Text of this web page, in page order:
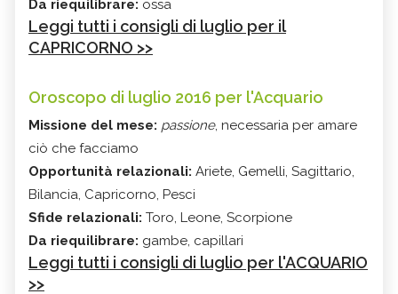
Da riequilibrare: ossa
Leggi tutti i consigli di luglio per il
CAPRICORNO >>
Oroscopo di luglio 2016 per l'Acquario
Missione del mese: passione, necessaria per amare
ciò che facciamo
Opportunità relazionali: Ariete, Gemelli, Sagittario,
Bilancia, Capricorno, Pesci
Sfide relazionali: Toro, Leone, Scorpione
Da riequilibrare: gambe, capillari
Leggi tutti i consigli di luglio per l'ACQUARIO
>>